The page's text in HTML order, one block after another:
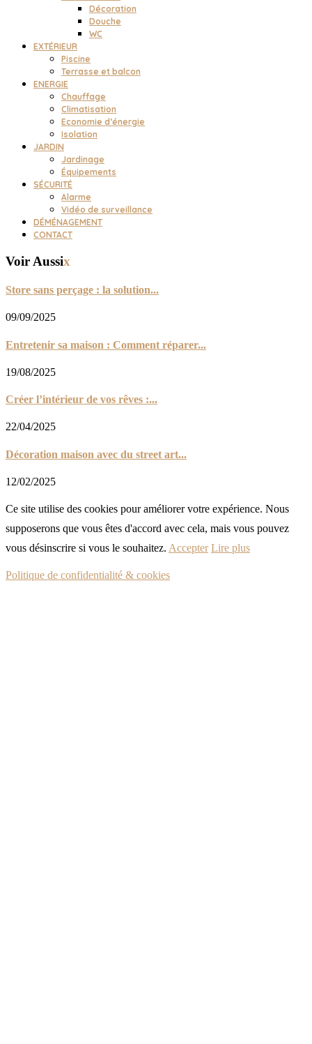
Décoration
Douche
WC
EXTÉRIEUR
Piscine
Terrasse et balcon
ENERGIE
Chauffage
Climatisation
Economie d’énergie
Isolation
JARDIN
Jardinage
Équipements
SÉCURITÉ
Alarme
Vidéo de surveillance
DÉMÉNAGEMENT
CONTACT
Voir Aussix
Store sans perçage : la solution...
09/09/2025
Entretenir sa maison : Comment réparer...
19/08/2025
Créer l’intérieur de vos rêves :...
22/04/2025
Décoration maison avec du street art...
12/02/2025
Ce site utilise des cookies pour améliorer votre expérience. Nous
supposerons que vous êtes d'accord avec cela, mais vous pouvez
vous désinscrire si vous le souhaitez. Accepter Lire plus
Politique de confidentialité & cookies